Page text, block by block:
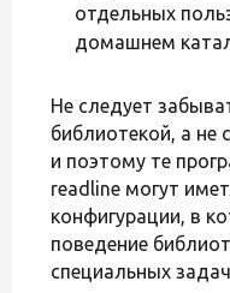
отдельных
домашнем
Не следует
библиотекой, а не
и поэтому те
readline могут
конфигурации, в
поведение
специальных